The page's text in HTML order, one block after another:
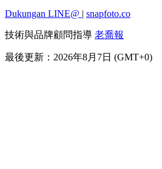
Dukungan LINE@ | snapfoto.co
技術與品牌顧問指導 老喬報
最後更新：2026年8月7日 (GMT+0)